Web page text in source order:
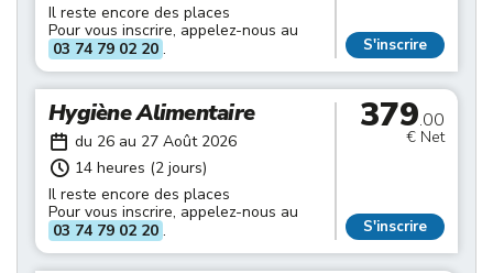
Il reste encore des places
Pour vous inscrire, appelez-nous au
03 74 79 02 20 . S'inscrire
Hygiène Alimentaire
du 26 au 27 Août 2026
14 heures (2 jours)
Il reste encore des places
Pour vous inscrire, appelez-nous au
03 74 79 02 20 .
379.00
€ Net
S'inscrire